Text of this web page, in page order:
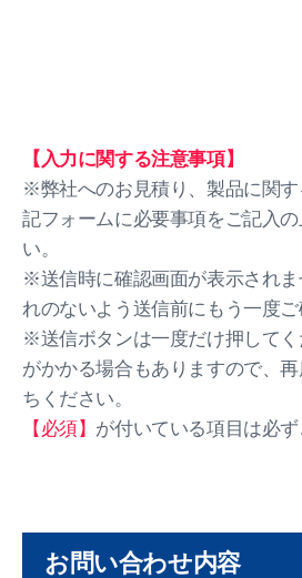
【入力に関する注意事項】
※弊社へのお見積り、製品に関
記フォームに必要事項をご記入
い。
※送信時に確認画面が表示され
れのないよう送信前にもう一度ご
※送信ボタンは一度だけ押して
がかかる場合もありますので、
ちください。
【必須】 が付いている項目は必ず
お問い合わせ内容